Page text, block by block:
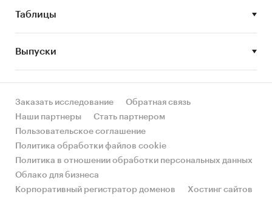
Исследование проведено в марте 2018 года.
Отчет содержит 5 таблиц и 27 графиков.
Язык отчета – русский.
Категории: IT и телекоммуникации
Облачные технологии
Россия
Таблицы
Выпуски
Заказать исследование
Обратная связь
Наши партнеры
Стать партнером
Пользовательское соглашение
Политика обработки файлов cookie
Политика в отношении обработки персональных данных
Облако для бизнеса
Корпоративный регистратор доменов
Хостинг сайтов